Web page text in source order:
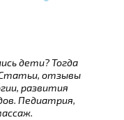
дети? Тогда
отзывы
развития
Педиатрия,